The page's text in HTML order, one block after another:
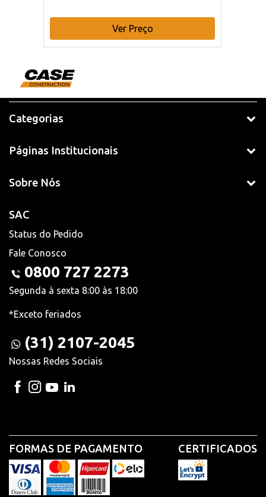
Ver Preço
Categorias
Páginas Institucionais
Sobre Nós
SAC
Status do Pedido
Fale Conosco
0800 727 2273
Segunda à sexta 8:00 às 18:00
*Exceto feriados
(31) 2107-2045
Nossas Redes Sociais
FORMAS DE PAGAMENTO CERTIFICADOS